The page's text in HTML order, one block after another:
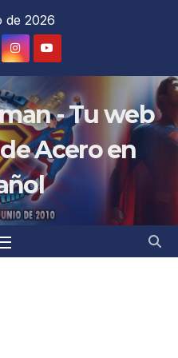
de 2026
- Tu web
Acero en